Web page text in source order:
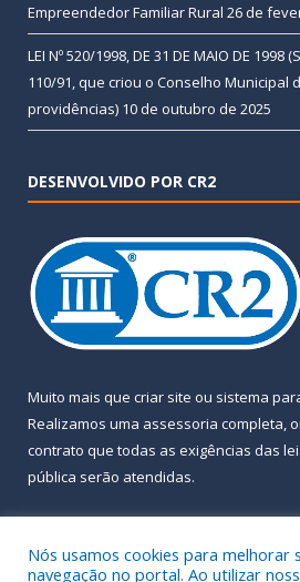
Empreendedor Familiar Rural 26 de
LEI Nº 520/1998, DE 31 DE MAIO DE
110/91, que criou o Conselho Municipal
providências) 10 de outubro de 2025
DESENVOLVIDO POR CR2
Muito mais que criar site ou sistema
Realizamos uma assessoria completa,
contrato que todas as exigências das
pública serão atendidas.
Nós usamos cookies para melhorar
navegação no portal. Ao utilizar